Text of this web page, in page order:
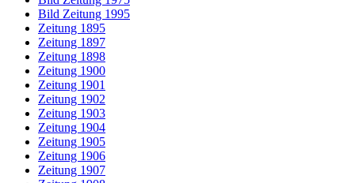
Bild Zeitung 1995
Zeitung 1895
Zeitung 1897
Zeitung 1898
Zeitung 1900
Zeitung 1901
Zeitung 1902
Zeitung 1903
Zeitung 1904
Zeitung 1905
Zeitung 1906
Zeitung 1907